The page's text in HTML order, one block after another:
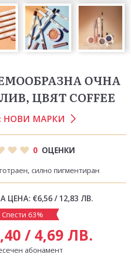
ОЧНА
ЦВЯТ COFFEE
НОВИ МАРКИ
0 ОЦЕНКИ
силно пигментиран
ЦЕНА: €6,56 / 12,83 ЛВ.
Спести 63%
/ 4,69 ЛВ.
абонамент